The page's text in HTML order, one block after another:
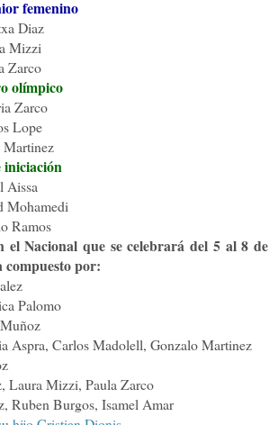
femenino
Diaz
Mizzi
Zarco
olímpico
Zarco
Lope
Martinez
iniciación
Aissa
Mohamedi
Ramos
Nacional que se celebrará del 5 al 8 de
compuesto por:
Palomo
Aspra, Carlos Madolell, Gonzalo Martinez
Laura Mizzi, Paula Zarco
Ruben Burgos, Isamel Amar